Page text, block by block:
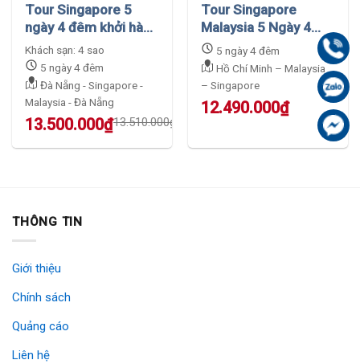
Tour Singapore 5
ngày 4 đêm khởi hành
từ Đà Nẵng chất
lượng cao
Khách sạn: 4 sao
5 ngày 4 đêm
Đà Nẵng - Singapore -
Malaysia - Đà Nẵng
13.510.000₫
Original
13.500.000₫
Current
Tour Singapore
Malaysia 5 Ngày 4
Đêm – Hành Trình
Đến 2 Quốc Gia
5 ngày 4 đêm
Hồ Chí Minh – Malaysia
– Singapore
12.490.000₫
THÔNG TIN
Giới thiệu
Chính sách
Quảng cáo
Liên hệ